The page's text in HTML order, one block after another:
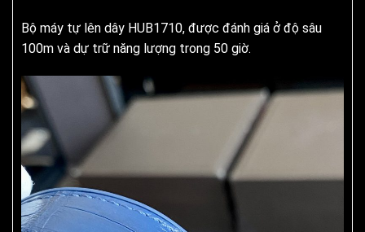
Bộ máy tự lên dây HUB1710, được đánh giá ở độ sâu
100m và dự trữ năng lượng trong 50 giờ.